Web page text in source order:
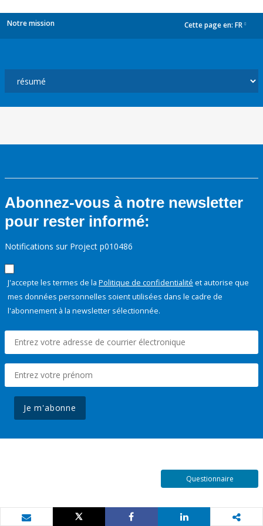
Notre mission Cette page en: FR
Abonnez-vous à notre newsletter
pour rester informé:
Notifications sur Project p010486
J'accepte les termes de la Politique de confidentialité et autorise que
mes données personnelles soient utilisées dans le cadre de
l'abonnement à la newsletter sélectionnée.
Je m'abonne
Questionnaire